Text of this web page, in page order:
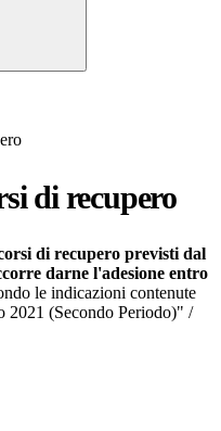
di recupero
di recupero previsti dal
darne l'adesione entro
le indicazioni contenute
2021 (Secondo Periodo)" /